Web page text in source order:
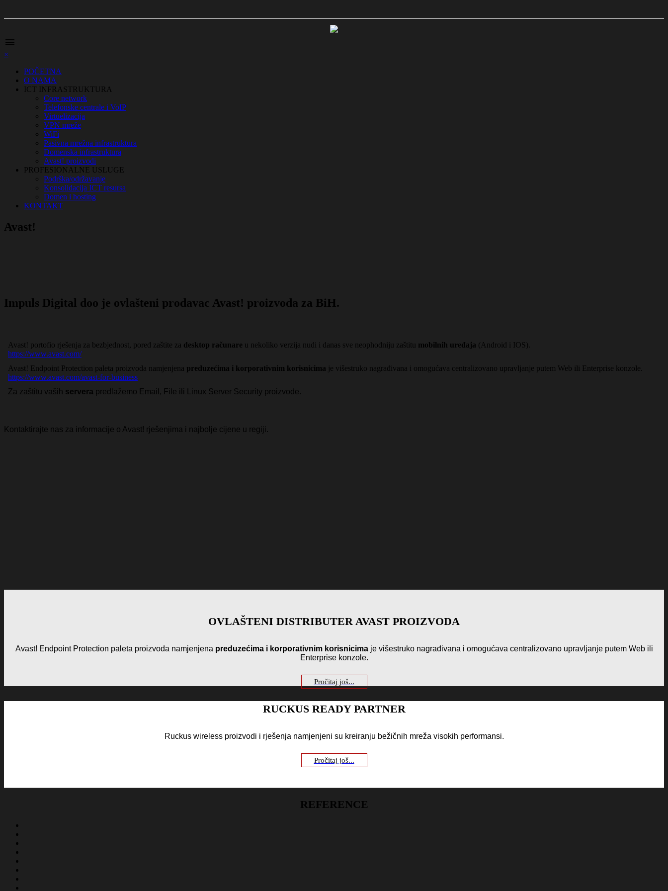
menu
×
POČETNA
O NAMA
ICT INFRASTRUKTURA
Core network
Telefonske centrale i VoIP
Virtuelizacija
VPN mreže
WiFi
Pasivna mrežna infrastruktura
Domenska infrastruktura
Avast! proizvodi
PROFESIONALNE USLUGE
Podrška/održavanje
Konsolidacija ICT resursa
Domen i hosting
KONTAKT
Avast!
Impuls Digital doo je ovlašteni prodavac Avast! proizvoda za BiH.
Avast! portofio rješenja za bezbjednost, pored zaštite za desktop računare u nekoliko verzija nudi i danas sve neophodniju zaštitu mobilnih uređaja (Android i IOS).
https://www.avast.com/
Avast! Endpoint Protection paleta proizvoda namjenjena preduzećima i korporativnim korisnicima je višestruko nagrađivana i omogućava centralizovano upravljanje putem Web ili Enterprise konzole.
https://www.avast.com/avast-for-business
Za zaštitu vaših servera predlažemo Email, File ili Linux Server Security proizvode.
Kontaktirajte nas za informacije o Avast! rješenjima i najbolje cijene u regiji.
OVLAŠTENI DISTRIBUTER AVAST PROIZVODA
Avast! Endpoint Protection paleta proizvoda namjenjena preduzećima i korporativnim korisnicimaje višestruko nagrađivana i omogućava centralizovano upravljanje putem Web ili
Enterprise konzole.
Pročitaj još...
RUCKUS READY PARTNER
Ruckus wireless proizvodi i rješenja namjenjeni su kreiranju bežičnih mreža visokih performansi.
Pročitaj još...
REFERENCE